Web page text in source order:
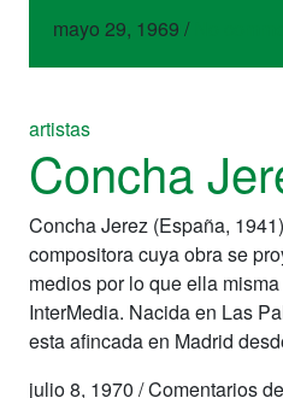
mayo 29, 1969 /
artistas
Concha
Concha Jerez (España,
compositora cuya obra se
medios por lo que ella
InterMedia. Nacida en Las
esta afincada en Madrid
julio 8, 1970 /Comentarios